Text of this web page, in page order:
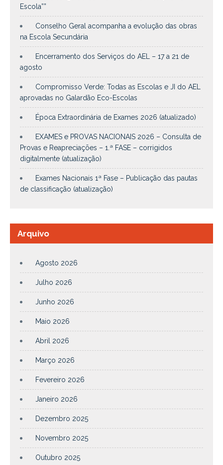
Escola””
Conselho Geral acompanha a evolução das obras
na Escola Secundária
Encerramento dos Serviços do AEL – 17 a 21 de
agosto
Compromisso Verde: Todas as Escolas e JI do AEL
aprovadas no Galardão Eco-Escolas
Época Extraordinária de Exames 2026 (atualizado)
EXAMES e PROVAS NACIONAIS 2026 – Consulta de
Provas e Reapreciações – 1.ª FASE – corrigidos
digitalmente (atualização)
Exames Nacionais 1ª Fase – Publicação das pautas
de classificação (atualização)
Arquivo
Agosto 2026
Julho 2026
Junho 2026
Maio 2026
Abril 2026
Março 2026
Fevereiro 2026
Janeiro 2026
Dezembro 2025
Novembro 2025
Outubro 2025